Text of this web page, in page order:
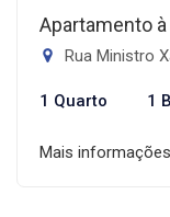
Apartamento
Rua Ministro
1 Quarto 1
Mais informações